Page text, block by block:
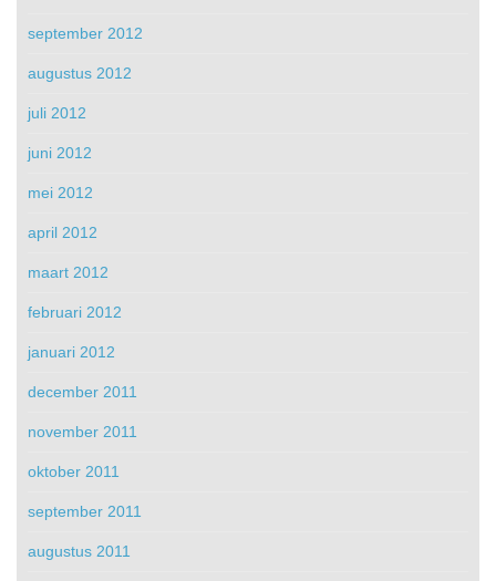
september 2012
augustus 2012
juli 2012
juni 2012
mei 2012
april 2012
maart 2012
februari 2012
januari 2012
december 2011
november 2011
oktober 2011
september 2011
augustus 2011